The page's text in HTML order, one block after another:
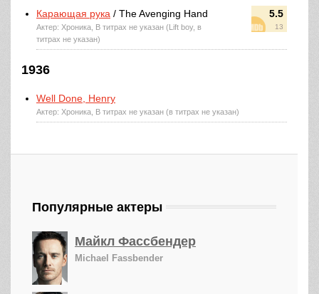
5.5
13
Карающая рука / The Avenging Hand
Актер: Хроника, В титрах не указан (Lift boy, в
титрах не указан)
1936
Well Done, Henry
Актер: Хроника, В титрах не указан (в титрах не указан)
Популярные актеры
Майкл Фассбендер
Michael Fassbender